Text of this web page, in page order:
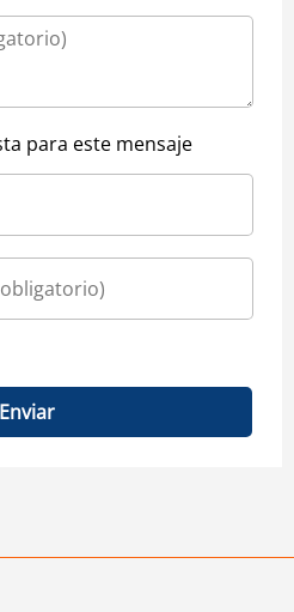
para este mensaje
Enviar